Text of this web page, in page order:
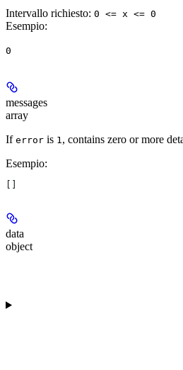
Intervallo richiesto: 0 <= x <= 0
Esempio:
0
messages
array
If error is 1, contains zero or more
Esempio:
data
object